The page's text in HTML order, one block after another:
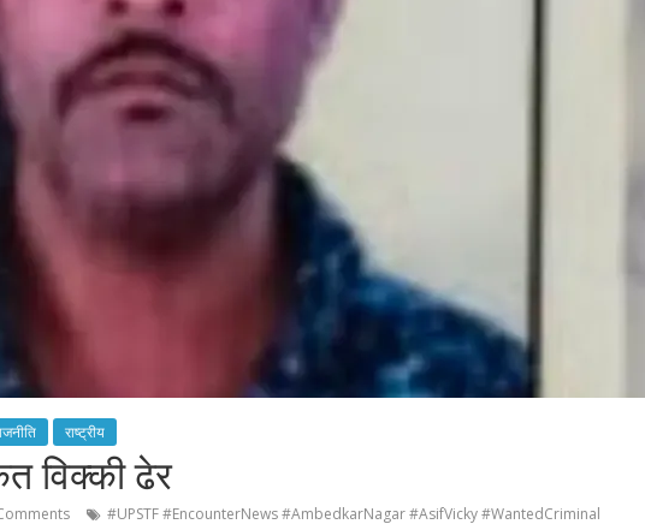
राष्ट्रीय
विक्की ढेर
#UPSTF #EncounterNews #AmbedkarNagar #AsifVicky #WantedCriminal